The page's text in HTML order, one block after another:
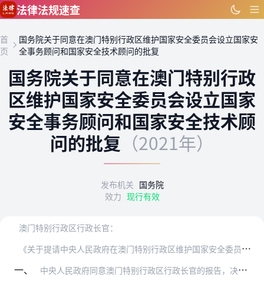
跳到主要内容
法律法规速查
首
页
国务院关于同意在澳门特别行政区维护国家安全委员会设立国家安
全事务顾问和国家安全技术顾问的批复
国务院关于同意在澳门特别行政
区维护国家安全委员会设立国家
安全事务顾问和国家安全技术顾
问的批复 （2021年）
发布机关 国务院
效力 现行有效
澳门特别行政区行政长官：
《
关于提请中央人民政府在澳门特别行政区维护国家安全委员会设立国家安全事务顾问和国家安全技术顾问的报告》收悉。现就有关事宜批复如下：
一、
中央人民政府同意澳门特别行政区行政长官的报告，决定在澳门特别行政区维护国家安全委员会设立一名国家安全事务顾问和三名国家安全技术顾问。